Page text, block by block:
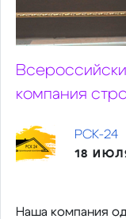
компания
РСК-24
18
Наша компания